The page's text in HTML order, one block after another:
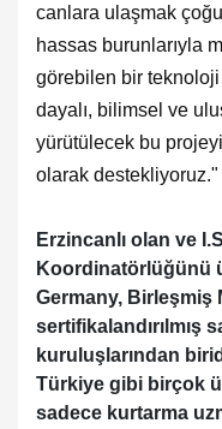
canlara ulaşmak
hassas burunlarıyla
görebilen bir
dayalı, bilimsel ve
yürütülecek bu
olarak destekliyoruz."
Erzincanlı olan ve
Koordinatörlüğünü
Germany, Birleşmiş
sertifikalandırılmış
kuruluşlarından
Türkiye gibi birçok
sadece kurtarma